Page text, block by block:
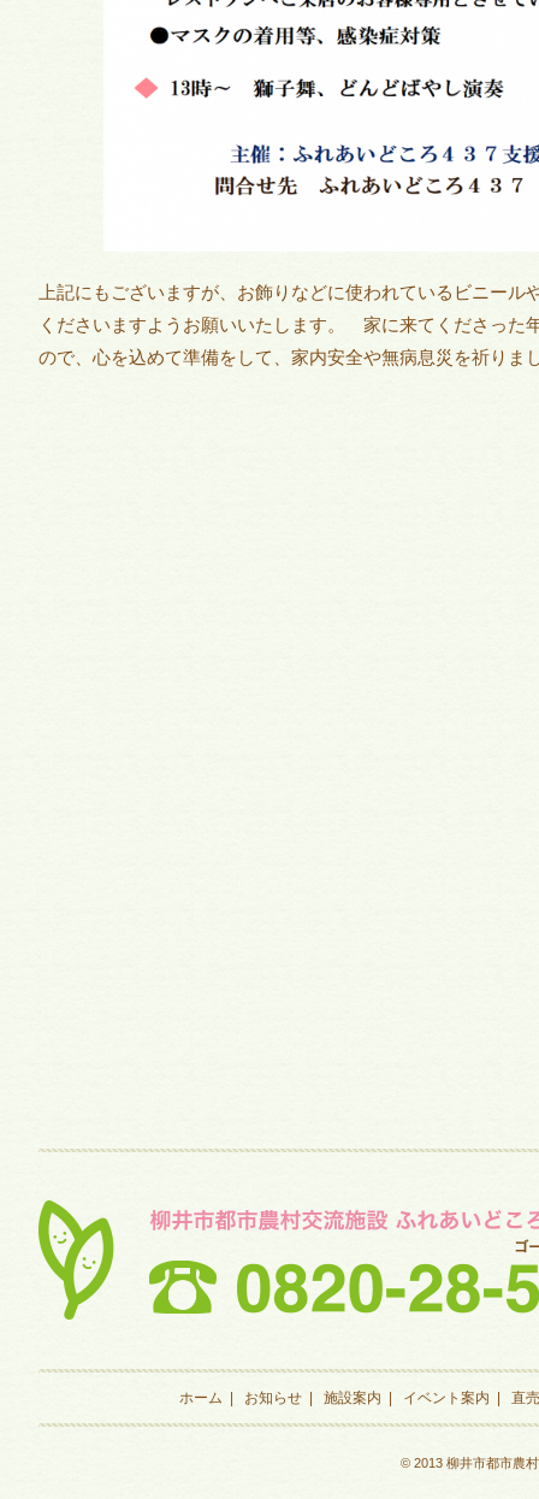
上記にもございますが、お飾りなどに使われているビニール
くださいますようお願いいたします。 家に来てくださった
ので、心を込めて準備をして、家内安全や無病息災を祈りま
ホーム お知らせ 施設案内 イベント案内 直
© 2013 柳井市都市農